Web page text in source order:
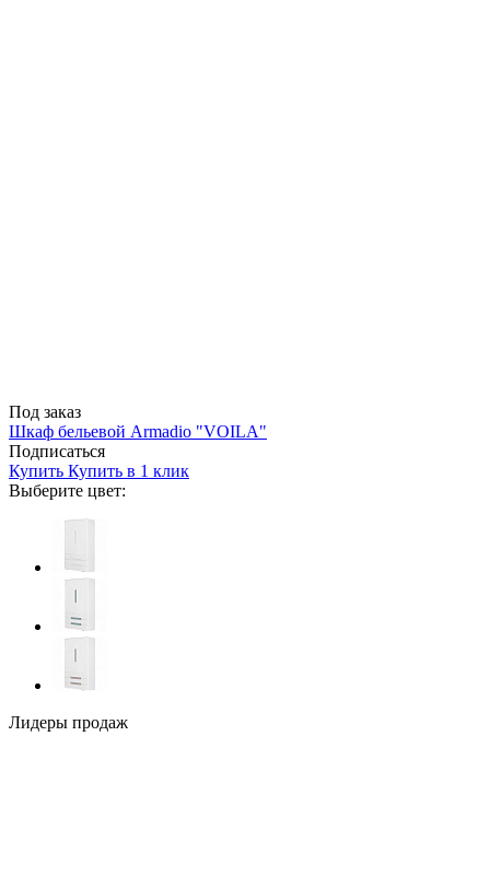
Под заказ
Шкаф бельевой Armadio "VOILA"
Подписаться
Купить Купить в 1 клик
Выберите цвет:
Лидеры продаж